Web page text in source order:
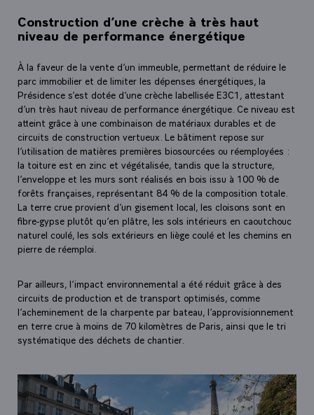
Construction d’une crèche à très haut
niveau de performance énergétique
À la faveur de la vente d’un immeuble, permettant de réduire le
parc immobilier et de limiter les dépenses énergétiques, la
Présidence s’est dotée d’une crèche labellisée E3C1, attestant
d’un très haut niveau de performance énergétique. Ce niveau est
atteint grâce à une combinaison de matériaux durables et de
circuits de construction vertueux. Le bâtiment repose sur
l’utilisation de matières premières biosourcées ou réemployées :
la toiture est en zinc et végétalisée, tandis que la structure,
l’enveloppe et les murs sont réalisés en bois issu à 100 % de
forêts françaises, représentant 84 % de la composition totale.
La terre crue provient d’un gisement local, les cloisons sont en
fibre-gypse plutôt qu’en plâtre, les sols intérieurs en caoutchouc
naturel coulé, les sols extérieurs en liège coulé et les chemins en
pierre de réemploi.
Par ailleurs, l’impact environnemental a été réduit grâce à des
circuits de production et de transport optimisés, comme
l’acheminement de la charpente par bateau, l’approvisionnement
en terre crue à moins de 70 kilomètres de Paris, ainsi que le tri
systématique des déchets de chantier.